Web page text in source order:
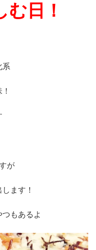
日！
系
が
ます！
もあるよ